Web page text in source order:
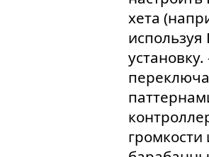
хета